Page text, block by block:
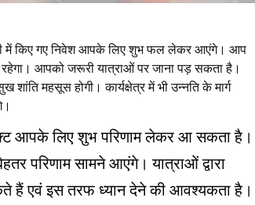
में किए गए निवेश आपके लिए शुभ फल लेकर आएंगे। आप
आपको जरूरी यात्राओं पर जाना पड़ सकता है।
महसूस होगी। कार्यक्षेत्र में भी उन्नति के मार्ग
आपके लिए शुभ परिणाम लेकर आ सकता है।
परिणाम सामने आएंगे। यात्राओं द्वारा
हैं एवं इस तरफ ध्यान देने की आवश्यकता है।